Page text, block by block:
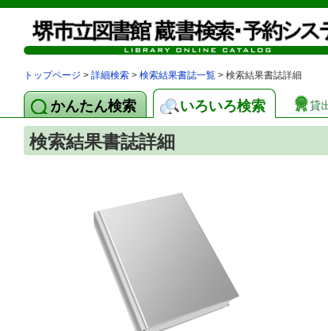
トップページ > 詳細検索 > 検索結果書誌一覧 > 検索結果書誌詳細
かんたん検索 いろいろ検索 貸
検索結果書誌詳細